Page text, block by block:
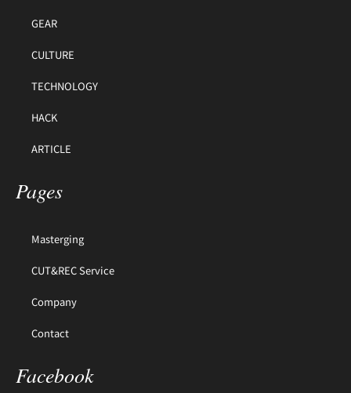
GEAR
CULTURE
TECHNOLOGY
HACK
ARTICLE
Pages
Masterging
CUT&REC Service
Company
Contact
Facebook